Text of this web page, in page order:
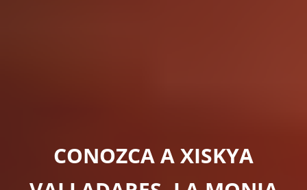
CONOZCA A XISKYA